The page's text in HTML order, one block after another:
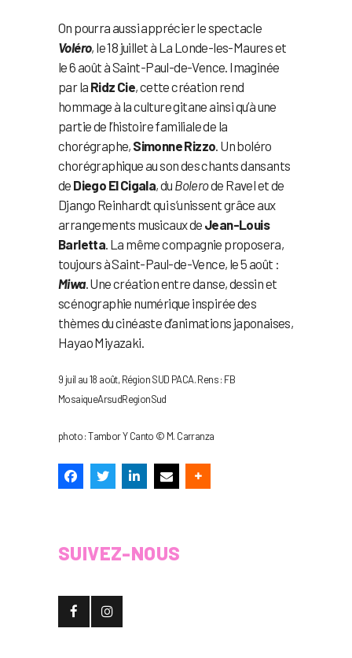
On pourra aussi apprécier le spectacle
Voléro, le 18 juillet à La Londe-les-Maures et
le 6 août à Saint-Paul-de-Vence. Imaginée
par la Ridz Cie, cette création rend
hommage à la culture gitane ainsi qu’à une
partie de l’histoire familiale de la
chorégraphe, Simonne Rizzo. Un boléro
chorégraphique au son des chants dansants
de Diego El Cigala, du Bolerode Ravel et de
Django Reinhardt qui s’unissent grâce aux
arrangements musicaux de Jean-Louis
Barletta. La même compagnie proposera,
toujours à Saint-Paul-de-Vence, le 5 août :
Miwa. Une création entre danse, dessin et
scénographie numérique inspirée des
thèmes du cinéaste d’animations japonaises,
Hayao Miyazaki.
9 juil au 18 août, Région SUD PACA. Rens : FB
MosaiqueArsudRegionSud
photo : Tambor Y Canto © M. Carranza
SUIVEZ-NOUS